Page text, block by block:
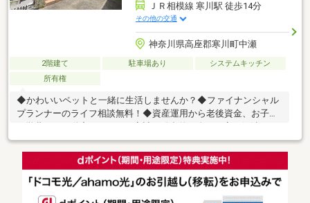
ＪＲ相模線 寒川駅 徒歩14分
その他の交通
神奈川県高座郡寒川町中瀬
2階建て 駐車場あり
システムキッチン
所有権
◆かわいいペットと一緒に生活しませんか？◆ファイナンシャル
プランナーのライフ相談無料！◆資産運用から老後資金、お子様
す！■弊社スタッフは全員、注文住宅をメインとした工務店出身
なので、 建物の仕様から土地の利用価値など多岐に渡りご説明
させて頂きます。